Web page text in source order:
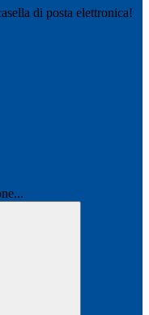
di posta elettronica!